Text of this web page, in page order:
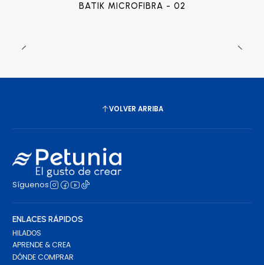
BATIK MICROFIBRA - 02
VOLVER ARRIBA
Síguenos
ENLACES RÁPIDOS
HILADOS
APRENDE & CREA
DÓNDE COMPRAR